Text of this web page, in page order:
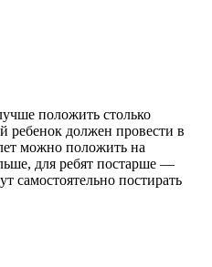
положить столько
ребенок должен провести в
можно положить на
для ребят постарше —
самостоятельно постирать